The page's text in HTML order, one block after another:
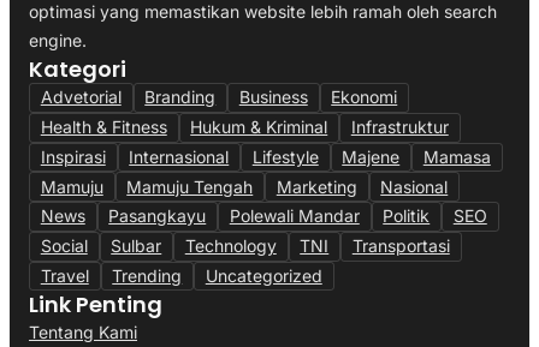
optimasi yang memastikan website lebih ramah oleh search
engine.
Kategori
Advetorial Branding Business
Ekonomi
Health & Fitness
Hukum & Kriminal
Infrastruktur
Inspirasi
Internasional Lifestyle Majene
Mamasa
Mamuju
Mamuju Tengah Marketing
Nasional
News
Pasangkayu Polewali Mandar Politik
SEO
Social
Sulbar Technology TNI
Transportasi
Travel
Trending Uncategorized
Link Penting
Tentang Kami